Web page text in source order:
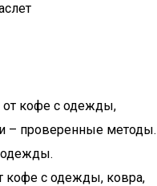
кофе с одежды, ковра,